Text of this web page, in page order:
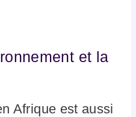
et la
Afrique est aussi